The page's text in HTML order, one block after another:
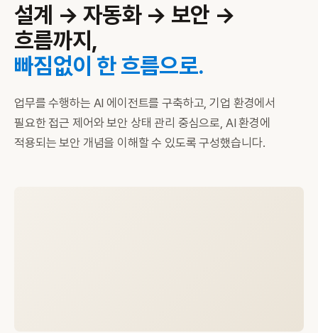
설계 → 자동화 → 보안 →
흐름까지,
빠짐없이 한 흐름으로.
업무를 수행하는 AI 에이전트를 구축하고, 기업 환경에서
필요한 접근 제어와 보안 상태 관리 중심으로, AI 환경에
적용되는 보안 개념을 이해할 수 있도록 구성했습니다.